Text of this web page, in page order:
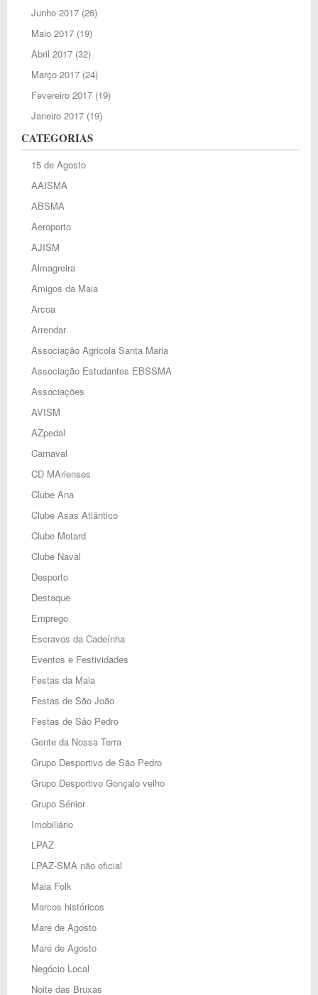
Junho 2017(26)
Maio 2017(19)
Abril 2017(32)
Março 2017(24)
Fevereiro 2017(19)
Janeiro 2017(19)
CATEGORIAS
15 de Agosto
AAISMA
ABSMA
Aeroporto
AJISM
Almagreira
Amigos da Maia
Arcoa
Arrendar
Associação Agricola Santa Maria
Associação Estudantes EBSSMA
Associações
AVISM
AZpedal
Carnaval
CD MArienses
Clube Ana
Clube Asas Atlântico
Clube Motard
Clube Naval
Desporto
Destaque
Emprego
Escravos da Cadeínha
Eventos e Festividades
Festas da Maia
Festas de São João
Festas de São Pedro
Gente da Nossa Terra
Grupo Desportivo de São Pedro
Grupo Desportivo Gonçalo velho
Grupo Sénior
Imobiliário
LPAZ
LPAZ-SMA não oficial
Maia Folk
Marcos históricos
Maré de Agosto
Maré de Agosto
Negócio Local
Noite das Bruxas